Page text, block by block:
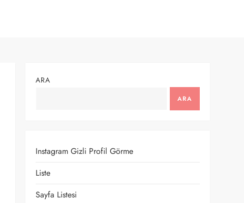
ARA
ARA
Instagram Gizli Profil Görme
Liste
Sayfa Listesi